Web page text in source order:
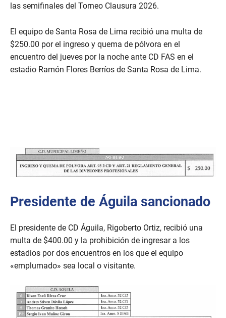
las semifinales del Torneo Clausura 2026.
El equipo de Santa Rosa de Lima recibió una multa de
$250.00 por el ingreso y quema de pólvora en el
encuentro del jueves por la noche ante CD FAS en el
estadio Ramón Flores Berríos de Santa Rosa de Lima.
Presidente de Águila sancionado
El presidente de CD Águila, Rigoberto Ortiz, recibió una
multa de $400.00 y la prohibición de ingresar a los
estadios por dos encuentros en los que el equipo
«emplumado» sea local o visitante.